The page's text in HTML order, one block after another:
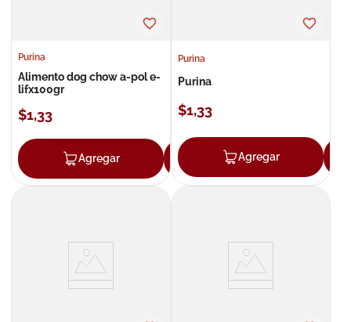
Purina
Alimento dog chow a-pol e-
lifx100gr
$1,33
Agregar Agregar
Purina
Purina
$1,33
Agregar